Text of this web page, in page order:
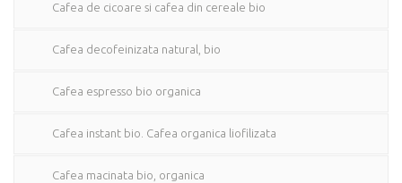
Cafea de cicoare si cafea din cereale bio
Cafea decofeinizata natural, bio
Cafea espresso bio organica
Cafea instant bio. Cafea organica liofilizata
Cafea macinata bio, organica